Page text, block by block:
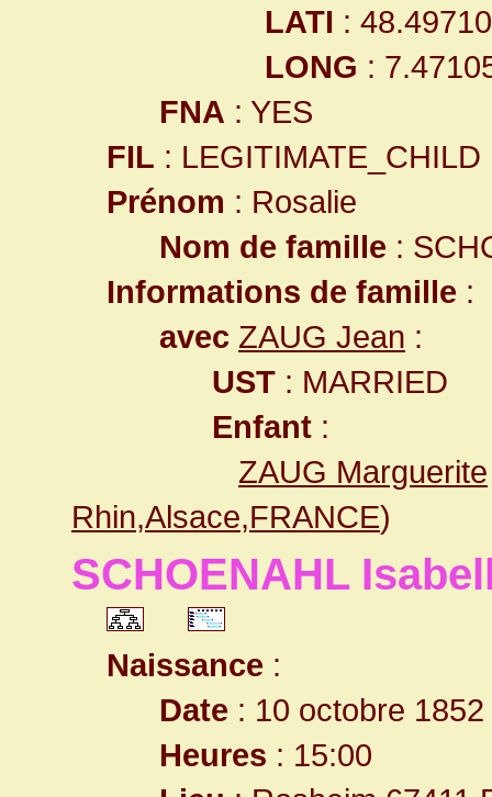
LATI :
LONG :
FNA : YES
FIL : LEGITIMATE_CHILD
Prénom : Rosalie
Nom de famille :
Informations de famille :
avec ZAUG Jean :
UST : MARRIED
Enfant :
ZAUG Marguerite
Rhin,Alsace,FRANCE)
SCHOENAHL
Naissance :
Date : 10 octobre 1852
Heures : 15:00